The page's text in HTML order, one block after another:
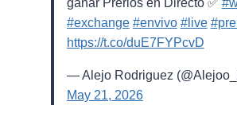
ganar Prerios en Directo ✅
#exchange #envivo #live
https://t.co/duE7FYPcvD
— Alejo Rodriguez
May 21, 2026